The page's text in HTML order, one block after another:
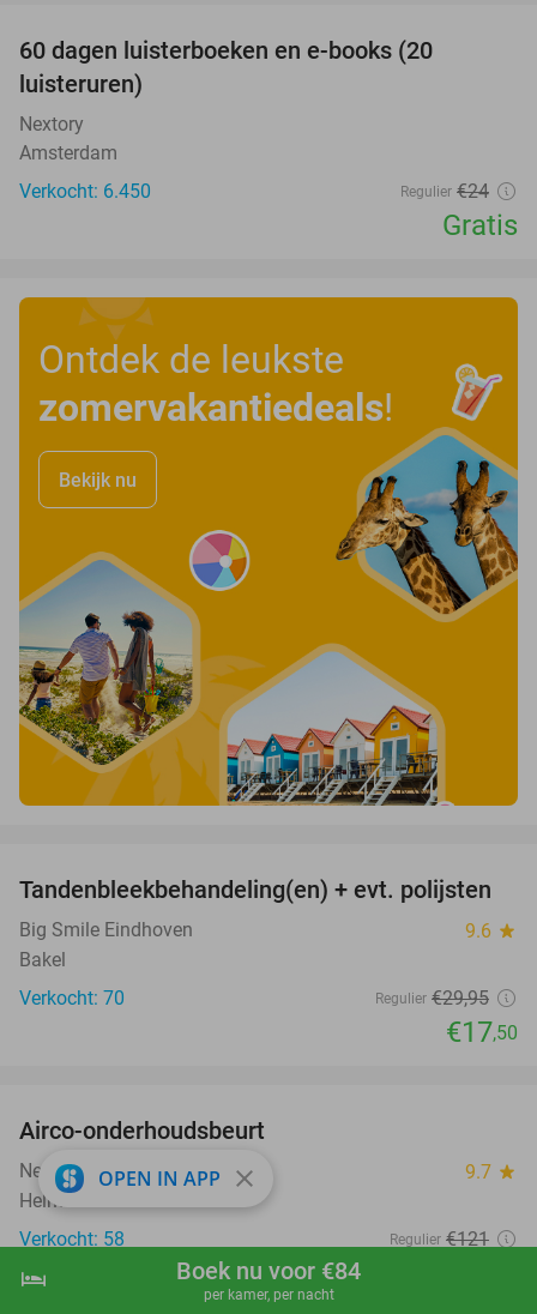
shopping_cart Boek nu
hotel Boek nu voor €84
per kamer, per nacht
60 dagen luisterboeken en e-books (20
luisteruren)
Nextory
Amsterdam
Verkocht: 6.450
Regulier €24
Gratis
Ontdek de leukste
zomervakantiedeals!
Bekijk nu
42%
Tandenbleekbehandeling(en) + evt. polijsten
Big Smile Eindhoven 9.6 star
Bakel
Verkocht: 70
Regulier €29,95
€17,50
Airco-onderhoudsbeurt
Nefel Automotive 9.7 star
Helmond
Verkocht: 58
Regulier €121
OPEN IN APP close